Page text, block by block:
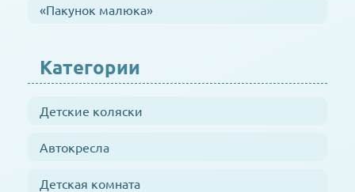
«Пакунок малюка»
Категории
Детские коляски
Автокресла
Детская комната